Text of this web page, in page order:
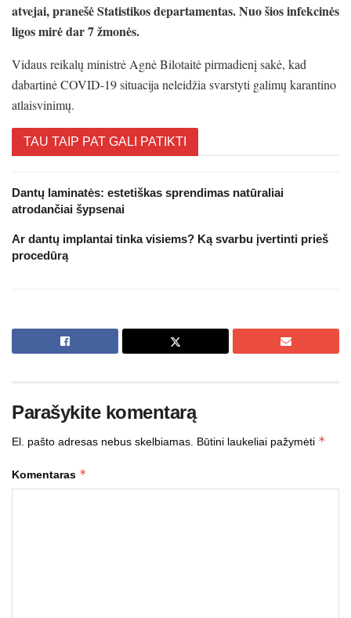
atvejai, pranešė Statistikos departamentas. Nuo šios infekcinės
ligos mirė dar 7 žmonės.
Vidaus reikalų ministrė Agnė Bilotaitė pirmadienį sakė, kad
dabartinė COVID-19 situacija neleidžia svarstyti galimų karantino
atlaisvinimų.
TAU TAIP PAT GALI PATIKTI
Dantų laminatės: estetiškas sprendimas natūraliai
atrodančiai šypsenai
Ar dantų implantai tinka visiems? Ką svarbu įvertinti prieš
procedūrą
Parašykite komentarą
El. pašto adresas nebus skelbiamas. Būtini laukeliai pažymėti *
Komentaras *